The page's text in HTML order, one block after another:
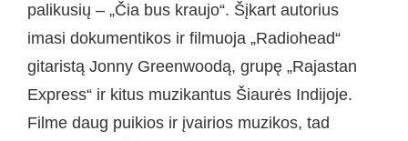
palikusių – „Čia bus kraujo“. Šįkart autorius
imasi dokumentikos ir filmuoja „Radiohead“
gitaristą Jonny Greenwoodą, grupę „Rajastan
Express“ ir kitus muzikantus Šiaurės Indijoje.
Filme daug puikios ir įvairios muzikos, tad